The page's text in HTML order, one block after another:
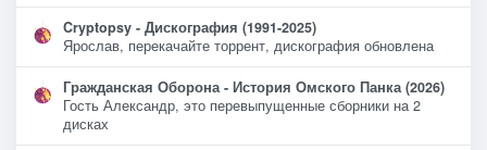
Cryptopsy - Дискография (1991-2025)
Ярослав, перекачайте торрент, дискография обновлена
Гражданская Оборона - История Омского Панка (2026)
Гость Александр, это перевыпущенные сборники на 2
дисках